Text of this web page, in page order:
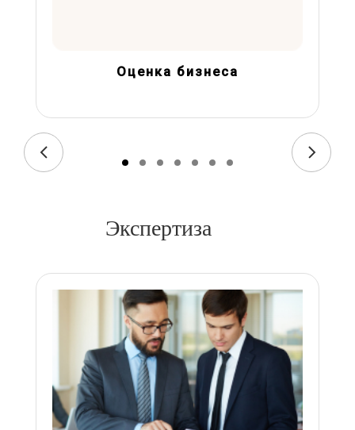
Оценка бизнеса
Экспертиза